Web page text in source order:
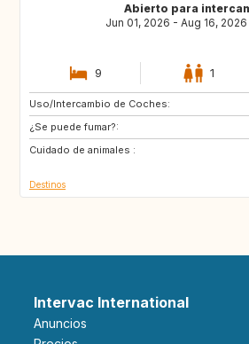
Abierto para
Jun 01, 2026 - Aug 16,
9 1
Uso/Intercambio de Coches:
¿Se puede fumar?:
Cuidado de animales :
EE
FR
US
Destinos
Intervac International
Anuncios